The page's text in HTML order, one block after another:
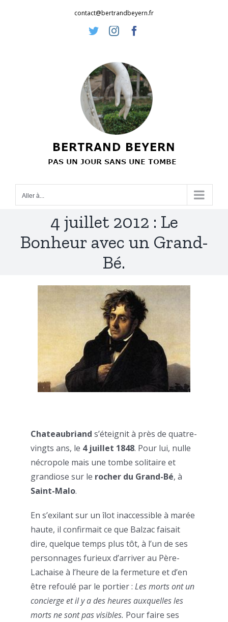
contact@bertrandbeyern.fr
TwitterInstagram
Aller à...
4 juillet 2012 : Le
Bonheur avec un Grand-
Bé.
Chateaubriand s’éteignit à près de quatre-
vingts ans, le 4 juillet 1848. Pour lui, nulle
nécropole mais une tombe solitaire et
grandiose sur le rocher du Grand-Bé, à
Saint-Malo.
En s’exilant sur un îlot inaccessible à marée
haute, il confirmait ce que Balzac faisait
dire, quelque temps plus tôt, à l’un de ses
personnages furieux d’arriver au Père-
Lachaise à l’heure de la fermeture et d’en
être refoulé par le portier : Les morts ont un
concierge et il y a des heures auxquelles les
morts ne sont pas visibles. Pour faire ses